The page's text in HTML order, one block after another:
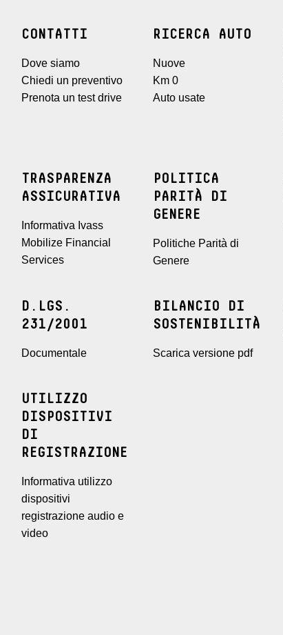
CONTATTI
Dove siamo
Chiedi un preventivo
Prenota un test drive
RICERCA AUTO
Nuove
Km 0
Auto usate
TRASPARENZA
ASSICURATIVA
Informativa Ivass
Mobilize Financial
Services
POLITICA
PARITÀ DI
GENERE
Politiche Parità di
Genere
D.LGS.
231/2001
Documentale
BILANCIO DI
SOSTENIBILITÀ
Scarica versione pdf
UTILIZZO
DISPOSITIVI
DI
REGISTRAZIONE
Informativa utilizzo
dispositivi
registrazione audio e
video